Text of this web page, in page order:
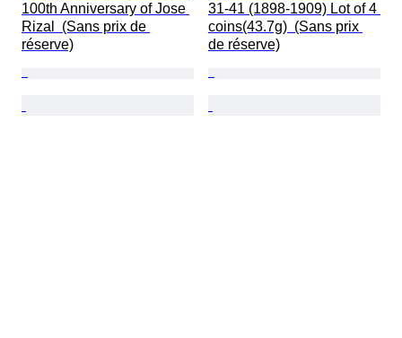
100th Anniversary of Jose
Rizal  (Sans prix de
réserve)
31-41 (1898-1909) Lot of 4
coins(43.7g)  (Sans prix
de réserve)